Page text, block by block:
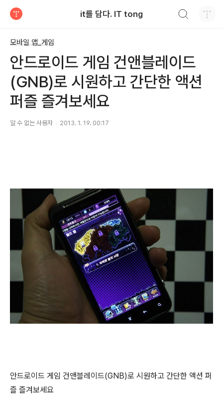
it를 담다. IT tong
모바일 앱_게임
안드로이드 게임 건앤블레이드
(GNB)로 시원하고 간단한 액션
퍼즐 즐겨보세요
알 수 없는 사용자 2013. 1. 19. 00:17
안드로이드 게임 건앤블레이드(GNB)로 시원하고 간단한 액션 퍼
즐 즐겨보세요